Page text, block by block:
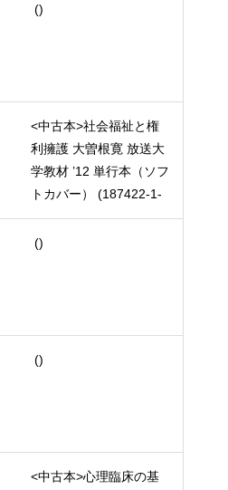
()
<中古本>社会福祉と権
利擁護 大曽根寛 放送大
学教材 ’12 単行本（ソフ
トカバー） (187422-1-
1211)
()
()
<中古本>心理臨床の基